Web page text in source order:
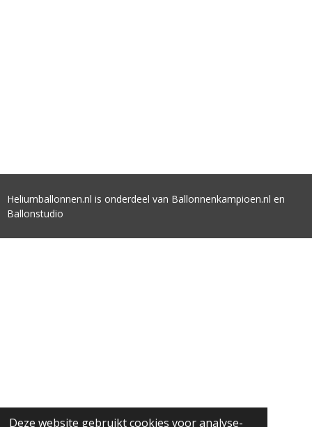
Deze website gebruikt cookies voor analyse-
Heliumballonnen.nl is onderdeel van Ballonnenkampioen.nl en
Ballonstudio